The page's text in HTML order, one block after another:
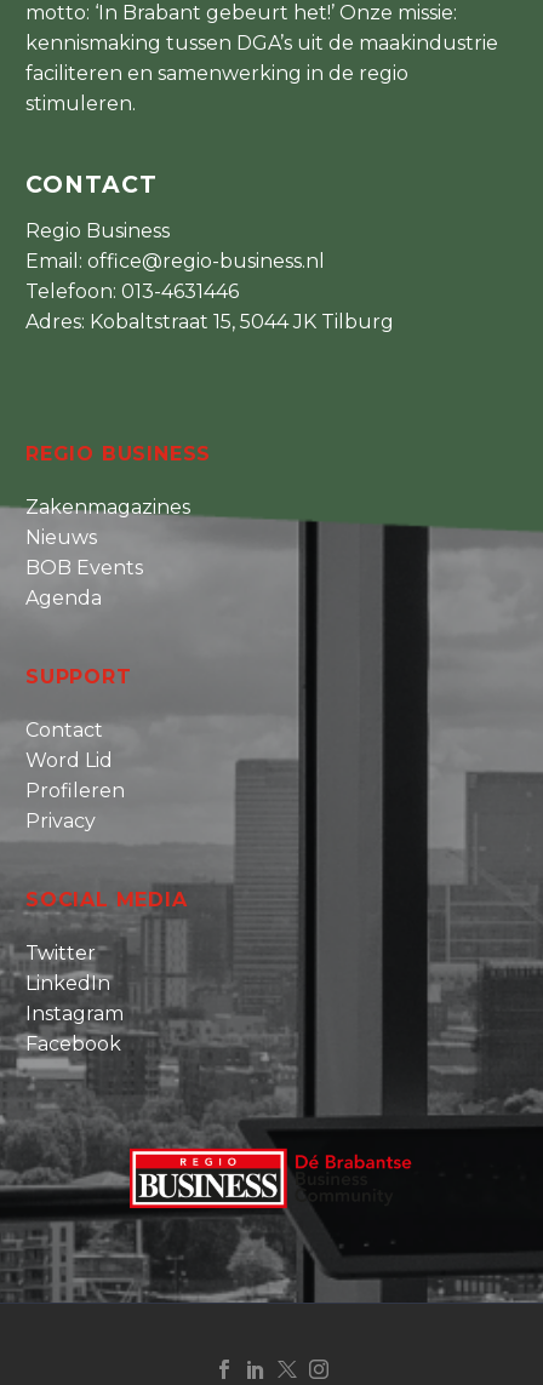
motto: ‘In Brabant gebeurt het!’ Onze missie:
kennismaking tussen DGA’s uit de maakindustrie
faciliteren en samenwerking in de regio
stimuleren.
CONTACT
Regio Business
Email: office@regio-business.nl
Telefoon: 013-4631446
Adres: Kobaltstraat 15, 5044 JK Tilburg
REGIO BUSINESS
Zakenmagazines
Nieuws
BOB Events
Agenda
SUPPORT
Contact
Word Lid
Profileren
Privacy
SOCIAL MEDIA
Twitter
LinkedIn
Instagram
Facebook